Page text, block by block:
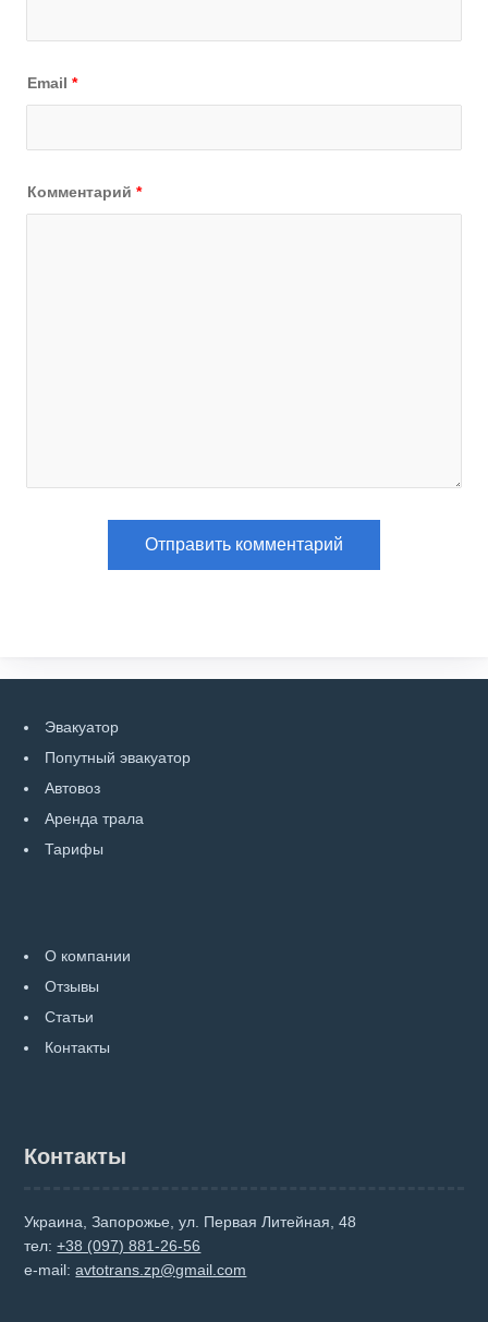
Email *
Комментарий *
Эвакуатор
Попутный эвакуатор
Автовоз
Аренда трала
Тарифы
О компании
Отзывы
Статьи
Контакты
Контакты
Украина, Запорожье, ул. Первая Литейная, 48
тел:+38 (097) 881-26-56
e-mail:avtotrans.zp@gmail.com